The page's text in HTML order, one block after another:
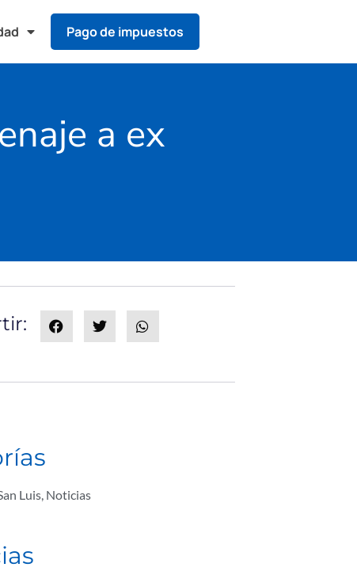
Pago de impuestos
a ex
Luis, Noticias